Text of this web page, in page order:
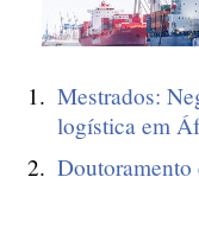
Mestrados:
logística em